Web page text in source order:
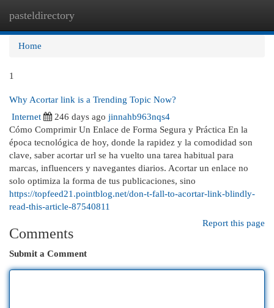
pasteldirectory
Home
1
Why Acortar link is a Trending Topic Now?
Internet
246 days ago jinnahb963nqs4
Cómo Comprimir Un Enlace de Forma Segura y Práctica En la
época tecnológica de hoy, donde la rapidez y la comodidad son
clave, saber acortar url se ha vuelto una tarea habitual para
marcas, influencers y navegantes diarios. Acortar un enlace no
solo optimiza la forma de tus publicaciones, sino
https://topfeed21.pointblog.net/don-t-fall-to-acortar-link-blindly-
read-this-article-87540811
Report this page
Comments
Submit a Comment